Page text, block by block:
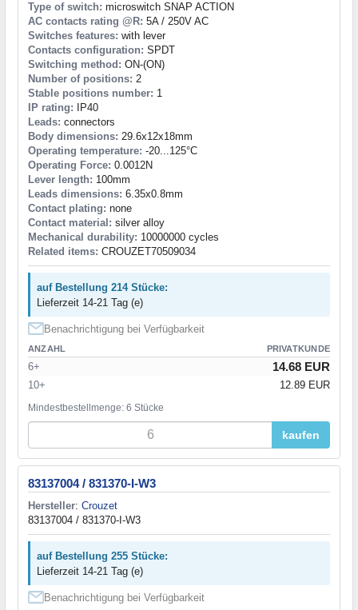
Type of switch: microswitch SNAP ACTION
AC contacts rating @R: 5A / 250V AC
Switches features: with lever
Contacts configuration: SPDT
Switching method: ON-(ON)
Number of positions: 2
Stable positions number: 1
IP rating: IP40
Leads: connectors
Body dimensions: 29.6x12x18mm
Operating temperature: -20...125°C
Operating Force: 0.0012N
Lever length: 100mm
Leads dimensions: 6.35x0.8mm
Contact plating: none
Contact material: silver alloy
Mechanical durability: 10000000 cycles
Related items: CROUZET70509034
auf Bestellung 214 Stücke:
Lieferzeit 14-21 Tag (e)
Benachrichtigung bei Verfügbarkeit
ANZAHL PRIVATKUNDE
6+ 14.68 EUR
10+ 12.89 EUR
Mindestbestellmenge: 6 Stücke
kaufen
83137004 / 831370-I-W3
Hersteller: Crouzet
83137004 / 831370-I-W3
auf Bestellung 255 Stücke:
Lieferzeit 14-21 Tag (e)
Benachrichtigung bei Verfügbarkeit